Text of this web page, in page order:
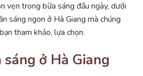
vẹn trong bữa sáng đầu ngày, dưới
sáng ngon ở Hà Giang mà chúng
tham khảo, lựa chọn.
sáng ở Hà Giang